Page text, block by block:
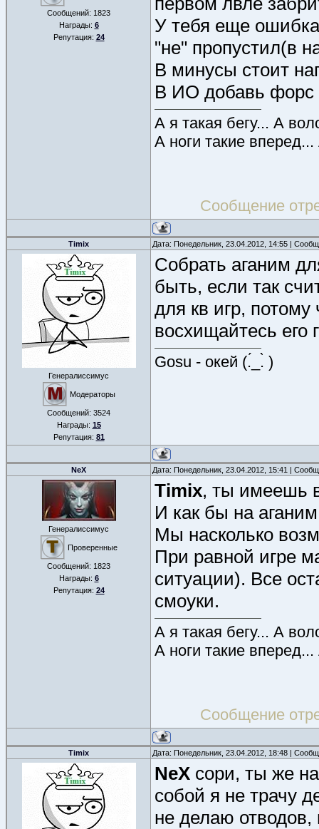
Сообщений: 1823
Награды: 6
Репутация: 24
У тебя еще
"не" пропустил(в
В минусы стоит
В ИО добавь
А я такая бегу... А
А ноги такие
Сообщение
Timix Дата: Понедельник, 23.04.2012, 14:55 |
Генералиссимус
Модераторы
Сообщений: 3524
Награды: 15
Репутация: 81
Собрать аганим
быть, если так
для кв игр, потому
восхищайтесь его
Gosu - окей (.́_.̀ )
NeX Дата: Понедельник, 23.04.2012, 15:41 |
Генералиссимус
Проверенные
Сообщений: 1823
Награды: 6
Репутация: 24
Timix, ты имеешь
И как бы на
Мы насколько
При равной игре
ситуации). Все
смоуки.
А я такая бегу... А
А ноги такие
Сообщение
Timix Дата: Понедельник, 23.04.2012, 18:48 |
NeX сори, ты же
собой я не трачу
не делаю отводов,